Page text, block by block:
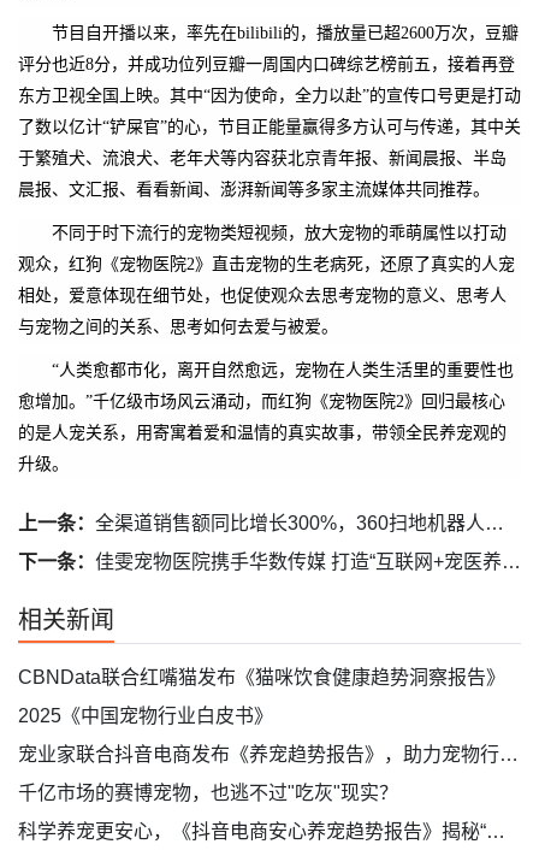
节目自开播以来，率先在bilibili的，播放量已超2600万次，豆瓣
评分也近8分，并成功位列豆瓣一周国内口碑综艺榜前五，接着再登
东方卫视全国上映。其中“因为使命，全力以赴”的宣传口号更是打动
了数以亿计“铲屎官”的心，节目正能量赢得多方认可与传递，其中关
于繁殖犬、流浪犬、老年犬等内容获北京青年报、新闻晨报、半岛
晨报、文汇报、看看新闻、澎湃新闻等多家主流媒体共同推荐。
不同于时下流行的宠物类短视频，放大宠物的乖萌属性以打动
观众，红狗《宠物医院2》直击宠物的生老病死，还原了真实的人宠
相处，爱意体现在细节处，也促使观众去思考宠物的意义、思考人
与宠物之间的关系、思考如何去爱与被爱。
“人类愈都市化，离开自然愈远，宠物在人类生活里的重要性也
愈增加。”千亿级市场风云涌动，而红狗《宠物医院2》回归最核心
的是人宠关系，用寄寓着爱和温情的真实故事，带领全民养宠观的
升级。
上一条： 全渠道销售额同比增长300%，360扫地机器人为何如此抢手？
下一条： 佳雯宠物医院携手华数传媒 打造“互联网+宠医养”服务新模式！
相关新闻
CBNData联合红嘴猫发布《猫咪饮食健康趋势洞察报告》
2025《中国宠物行业白皮书》
宠业家联合抖音电商发布《养宠趋势报告》，助力宠物行业生意新增长
千亿市场的赛博宠物，也逃不过"吃灰"现实？
科学养宠更安心，《抖音电商安心养宠趋势报告》揭秘“爱它的一万种方式”